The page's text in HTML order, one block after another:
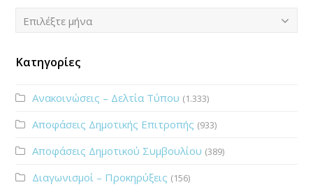
Ιστορικό
Επιλέξτε μήνα
Κατηγορίες
Ανακοινώσεις – Δελτία Τύπου (1.333)
Αποφάσεις Δημοτικής Επιτροπής (933)
Αποφάσεις Δημοτικού Συμβουλίου (389)
Διαγωνισμοί – Προκηρύξεις (156)